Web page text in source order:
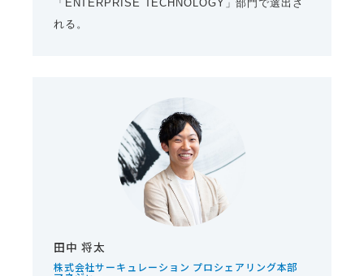
「ENTERPRISE TECHNOLOGY」部門で選出さ
れる。
田中 将太
株式会社サーキュレーション プロシェアリング本部